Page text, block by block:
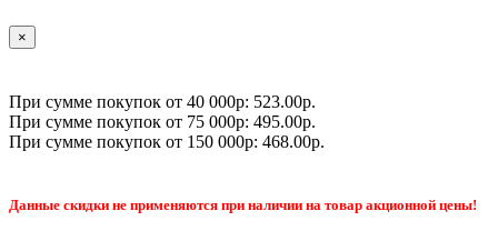
×
При сумме покупок от 40 000р: 523.00р.
При сумме покупок от 75 000р: 495.00р.
При сумме покупок от 150 000р: 468.00р.
Данные скидки не применяются при наличии на товар акционной цены!